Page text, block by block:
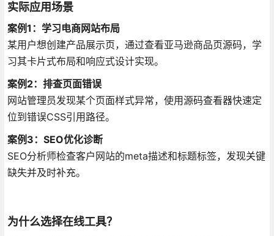
实际应用场景
案例1：学习电商网站布局
某用户想创建产品展示页，通过查看亚马逊商品页源码，学
习其卡片式布局和响应式设计实现。
案例2：排查页面错误
网站管理员发现某个页面样式异常，使用源码查看器快速定
位到错误CSS引用路径。
案例3：SEO优化诊断
SEO分析师检查客户网站的meta描述和标题标签，发现关键
缺失并及时补充。
为什么选择在线工具？